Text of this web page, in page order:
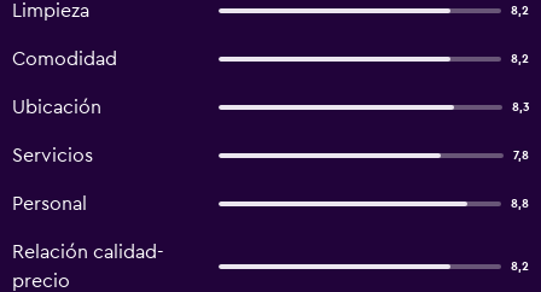
Limpieza 8,2
Comodidad 8,2
Ubicación 8,3
Servicios 7,8
Personal 8,8
Relación calidad-
precio
8,2